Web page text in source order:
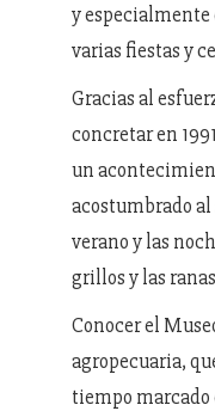
y especialmente
varias fiestas y
Gracias al
concretar en
un
acostumbrado
verano y las
grillos y las
Conocer el
agropecuaria,
tiempo marcado